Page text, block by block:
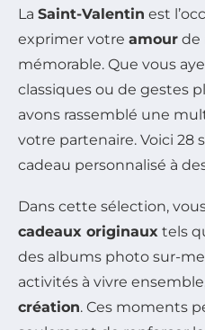
La Saint-Valentin est
exprimer votre amour de
mémorable. Que vous
classiques ou de gestes
avons rassemblé une
votre partenaire. Voici
cadeau personnalisé à
Dans cette sélection,
cadeaux originaux tels
des albums photo sur-
activités à vivre
création. Ces moments